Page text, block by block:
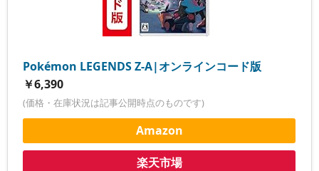
Pokémon LEGENDS Z-A|オンラインコード版
￥6,390
(価格・在庫状況は記事公開時点のものです)
Amazon
楽天市場